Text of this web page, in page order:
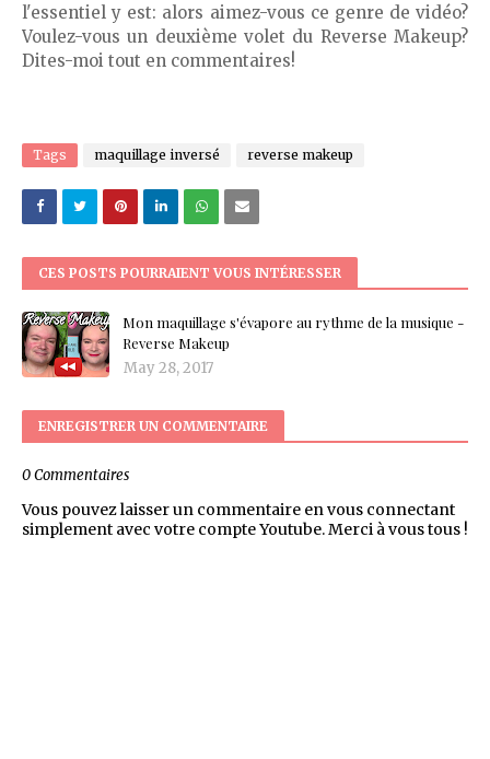
l'essentiel y est: alors aimez-vous ce genre de vidéo?
Voulez-vous un deuxième volet du Reverse Makeup?
Dites-moi tout en commentaires!
Tags maquillage inversé reverse makeup
CES POSTS POURRAIENT VOUS INTÉRESSER
Mon maquillage s'évapore au rythme de la musique -
Reverse Makeup
May 28, 2017
ENREGISTRER UN COMMENTAIRE
0 Commentaires
Vous pouvez laisser un commentaire en vous connectant
simplement avec votre compte Youtube. Merci à vous tous !